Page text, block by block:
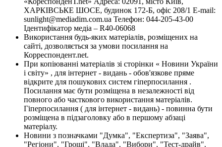
ХАРКІВСЬКЕ ШОСЕ, будинок 172-Б, офіс 208/1 E-mail:
sunlight@mediadim.com.ua Телефон: 044-205-43-00
Ідентифікатор медіа – R40-06068
Використання будь-яких матеріалів, розміщених на
сайті, дозволяється за умови посилання на
Корреспондент.net.
При копіюванні матеріалів зі сторінки « Новини України
і світу» , для інтернет - видань - обов'язкове пряме
відкрите для пошукових систем гіперпосилання .
Посилання має бути розміщена в незалежності від
повного або часткового використання матеріалів.
Гіперпосилання ( для інтернет - видань) - повинна бути
розміщена в підзаголовку або в першому абзаці
матеріалу.
Новини з позначками "Думка", "Експертиза", "Заява",
"Регіони", "Гроші", "Влада", "Вибори", "Тест-драйв",